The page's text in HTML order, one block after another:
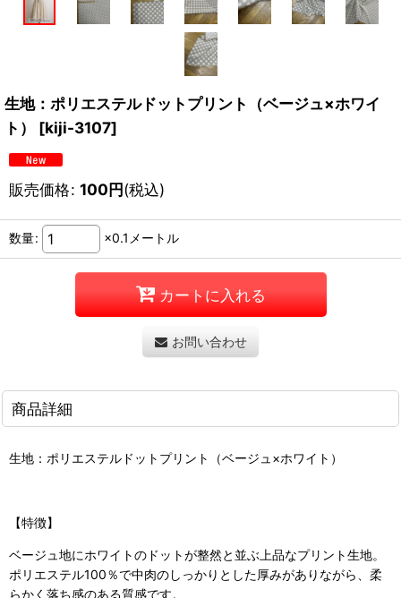
生地：ポリエステルドットプリント（ベージュ×ホワイ
ト）
[kiji-3107]
販売価格: 100円(税込)
数量: ×0.1メートル
カートに入れる
お問い合わせ
商品詳細
生地：ポリエステルドットプリント（ベージュ×ホワイト）
【特徴】
ベージュ地にホワイトのドットが整然と並ぶ上品なプリント生地。
ポリエステル100％で中肉のしっかりとした厚みがありながら、柔
らかく落ち感のある質感です。